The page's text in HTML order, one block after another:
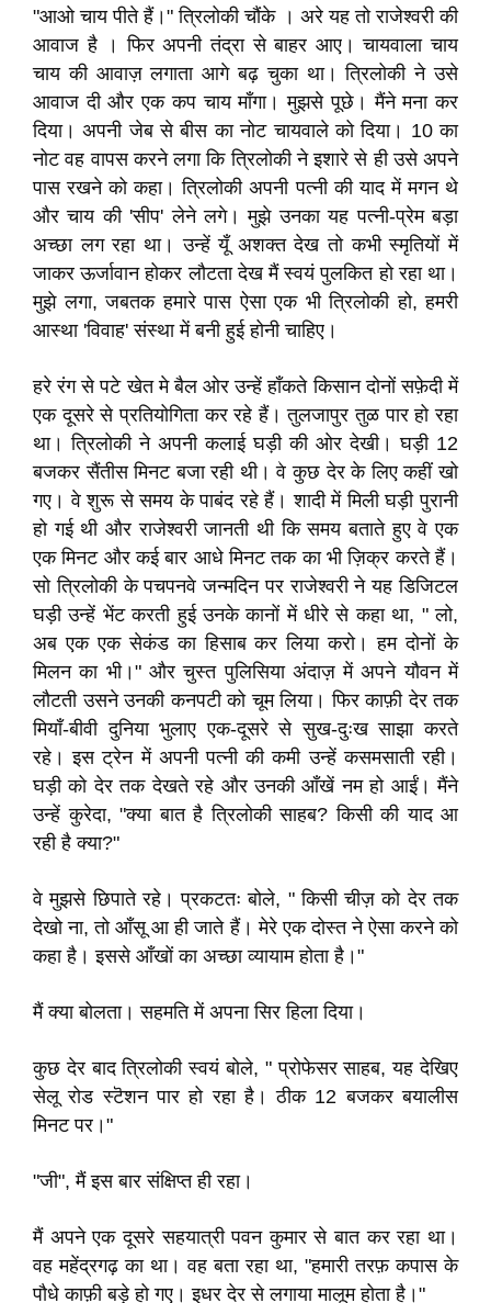
"आओ चाय पीते हैं।" त्रिलोकी चौंके । अरे यह तो राजेश्वरी की
आवाज है । फिर अपनी तंद्रा से बाहर आए। चायवाला चाय
चाय की आवाज़ लगाता आगे बढ़ चुका था। त्रिलोकी ने उसे
आवाज दी और एक कप चाय माँगा। मुझसे पूछे। मैंने मना कर
दिया। अपनी जेब से बीस का नोट चायवाले को दिया। 10 का
नोट वह वापस करने लगा कि त्रिलोकी ने इशारे से ही उसे अपने
पास रखने को कहा। त्रिलोकी अपनी पत्नी की याद में मगन थे
और चाय की 'सीप' लेने लगे। मुझे उनका यह पत्नी-प्रेम बड़ा
अच्छा लग रहा था। उन्हें यूँ अशक्त देख तो कभी स्मृतियों में
जाकर ऊर्जावान होकर लौटता देख मैं स्वयं पुलकित हो रहा था।
मुझे लगा, जबतक हमारे पास ऐसा एक भी त्रिलोकी हो, हमरी
आस्था 'विवाह' संस्था में बनी हुई होनी चाहिए।
हरे रंग से पटे खेत मे बैल ओर उन्हें हाँकते किसान दोनों सफ़ेदी में
एक दूसरे से प्रतियोगिता कर रहे हैं। तुलजापुर तुळ पार हो रहा
था। त्रिलोकी ने अपनी कलाई घड़ी की ओर देखी। घड़ी 12
बजकर सैंतीस मिनट बजा रही थी। वे कुछ देर के लिए कहीं खो
गए। वे शुरू से समय के पाबंद रहे हैं। शादी में मिली घड़ी पुरानी
हो गई थी और राजेश्वरी जानती थी कि समय बताते हुए वे एक
एक मिनट और कई बार आधे मिनट तक का भी ज़िक्र करते हैं।
सो त्रिलोकी के पचपनवे जन्मदिन पर राजेश्वरी ने यह डिजिटल
घड़ी उन्हें भेंट करती हुई उनके कानों में धीरे से कहा था, " लो,
अब एक एक सेकंड का हिसाब कर लिया करो। हम दोनों के
मिलन का भी।" और चुस्त पुलिसिया अंदाज़ में अपने यौवन में
लौटती उसने उनकी कनपटी को चूम लिया। फिर काफ़ी देर तक
मियाँ-बीवी दुनिया भुलाए एक-दूसरे से सुख-दुःख साझा करते
रहे। इस ट्रेन में अपनी पत्नी की कमी उन्हें कसमसाती रही।
घड़ी को देर तक देखते रहे और उनकी आँखें नम हो आईं। मैंने
उन्हें कुरेदा, "क्या बात है त्रिलोकी साहब? किसी की याद आ
रही है क्या?"
वे मुझसे छिपाते रहे। प्रकटतः बोले, " किसी चीज़ को देर तक
देखो ना, तो आँसू आ ही जाते हैं। मेरे एक दोस्त ने ऐसा करने को
कहा है। इससे आँखों का अच्छा व्यायाम होता है।"
मैं क्या बोलता। सहमति में अपना सिर हिला दिया।
कुछ देर बाद त्रिलोकी स्वयं बोले, " प्रोफेसर साहब, यह देखिए
सेलू रोड स्टॆशन पार हो रहा है। ठीक 12 बजकर बयालीस
मिनट पर।"
"जी", मैं इस बार संक्षिप्त ही रहा।
मैं अपने एक दूसरे सहयात्री पवन कुमार से बात कर रहा था।
वह महेंद्रगढ़ का था। वह बता रहा था, "हमारी तरफ़ कपास के
पौधे काफ़ी बड़े हो गए। इधर देर से लगाया मालूम होता है।"